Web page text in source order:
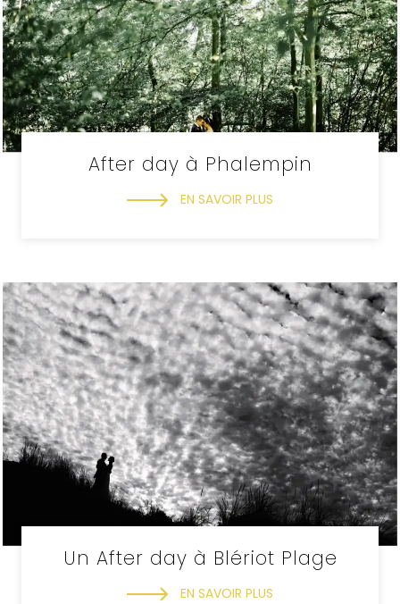
After day à Phalempin
EN SAVOIR PLUS
Un After day à Blériot Plage
EN SAVOIR PLUS